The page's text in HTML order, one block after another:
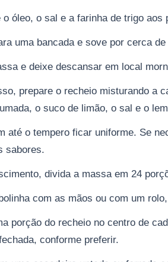
óleo, o sal e a farinha de trigo
uma bancada e sove por cerca
e deixe descansar em local
prepare o recheio misturando a
o suco de limão, o sal e o
até o tempero ficar uniforme. Se
sabores.
divida a massa em 24
com as mãos ou com um
porção do recheio no centro de
conforme preferir.